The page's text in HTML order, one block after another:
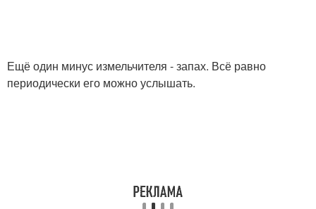
Ещё один минус измельчителя - запах. Всё равно
периодически его можно услышать.